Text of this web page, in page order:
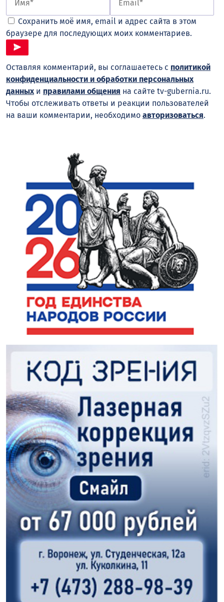
Сохранить моё имя, email и адрес сайта в этом
браузере для последующих моих комментариев.
Оставляя комментарий, вы соглашаетесь с политикой
конфиденциальности и обработки персональных
данныхи правилами общения на сайте tv-gubernia.ru.
Чтобы отслеживать ответы и реакции пользователей
на ваши комментарии, необходимо авторизоваться.